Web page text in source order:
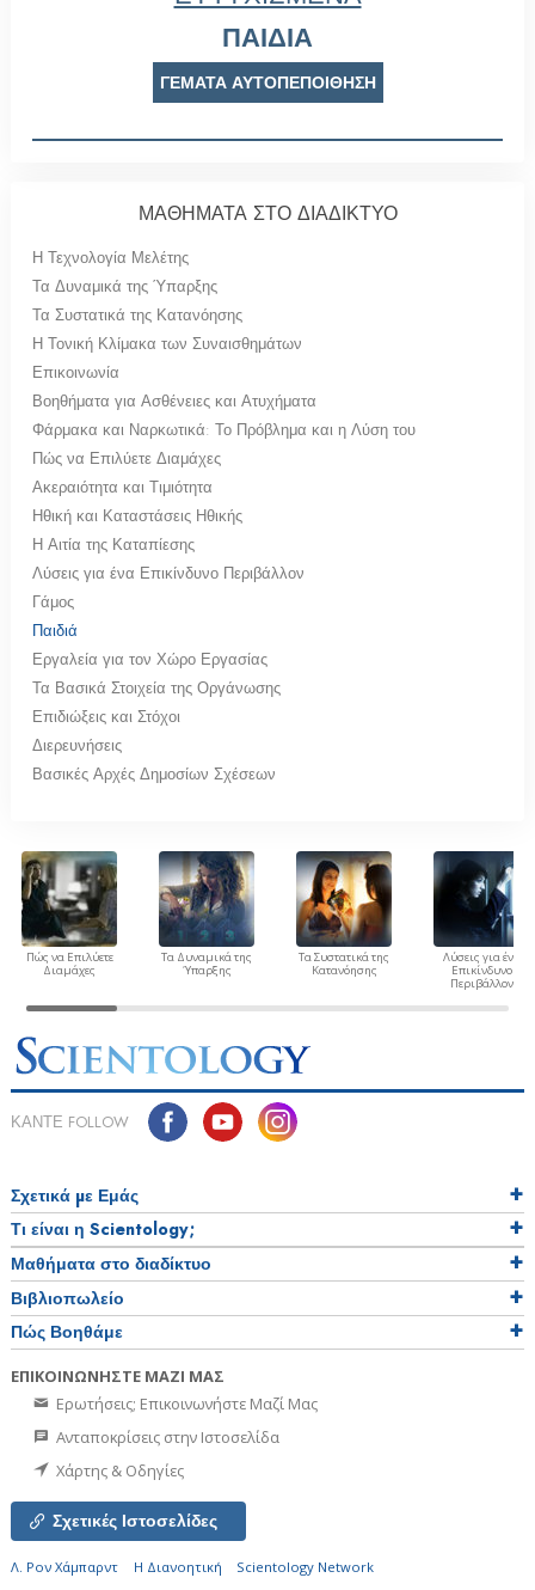
ΠΑΙΔΙΑ
ΓΕΜΑΤΑ ΑΥΤΟΠΕΠΟΙΘΗΣΗ
ΜΑΘΗΜΑΤΑ ΣΤΟ ΔΙΑΔΙΚΤΥΟ
Η Τεχνολογία Μελέτης
Τα Δυναμικά της Ύπαρξης
Τα Συστατικά της Κατανόησης
Η Τονική Κλίμακα των Συναισθημάτων
Επικοινωνία
Βοηθήματα για Ασθένειες και Ατυχήματα
Φάρμακα και Ναρκωτικά: Το Πρόβλημα και η Λύση του
Πώς να Επιλύετε Διαμάχες
Ακεραιότητα και Τιμιότητα
Ηθική και Καταστάσεις Ηθικής
Η Αιτία της Καταπίεσης
Λύσεις για ένα Επικίνδυνο Περιβάλλον
Γάμος
Παιδιά
Εργαλεία για τον Χώρο Εργασίας
Τα Βασικά Στοιχεία της Οργάνωσης
Επιδιώξεις και Στόχοι
Διερευνήσεις
Βασικές Αρχές Δημοσίων Σχέσεων
Πώς να Επιλύετε
Διαμάχες
Τα Δυναμικά της
Ύπαρξης
Τα Συστατικά της
Κατανόησης
Λύσεις για ένα
Επικίνδυνο
Περιβάλλον
ΚΑΝΤΕ FOLLOW
Σχετικά µε Εμάς
Τι είναι η Scientology;
Μαθήματα στο διαδίκτυο
Βιβλιοπωλείο
Πώς Βοηθάμε
ΕΠΙΚΟΙΝΩΝΗΣΤΕ ΜΑΖΙ ΜΑΣ
Ερωτήσεις; Επικοινωνήστε Μαζί Μας
Ανταποκρίσεις στην Ιστοσελίδα
Χάρτης & Οδηγίες
Σχετικές Ιστοσελίδες
Λ. Ρον Χάμπαρντ Η Διανοητική
Scientology Network